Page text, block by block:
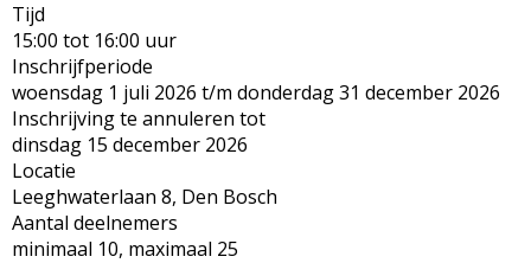
Tijd
15:00 tot 16:00 uur
Inschrijfperiode
woensdag 1 juli 2026 t/m donderdag 31 december 2026
Inschrijving te annuleren tot
dinsdag 15 december 2026
Locatie
Leeghwaterlaan 8, Den Bosch
Aantal deelnemers
minimaal 10, maximaal 25